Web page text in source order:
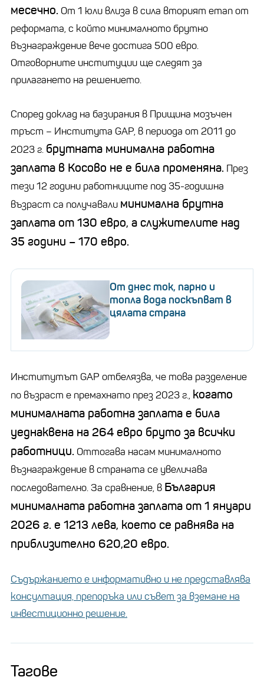
месечно. От 1 юли влиза в сила вторият етап от
реформата, с който минималното брутно
възнаграждение вече достига 500 евро.
Отговорните институции ще следят за
прилагането на решението.
Според доклад на базирания в Прищина мозъчен
тръст – Института GAP, в периода от 2011 до
2023 г. брутната минимална работна
заплата в Косово не е била променяна. През
тези 12 години работниците под 35-годишна
възраст са получавали минимална брутна
заплата от 130 евро, а служителите над
35 години – 170 евро.
От днес ток, парно и
топла вода поскъпват в
цялата страна
Институтът GAP отбелязва, че това разделение
по възраст е премахнато през 2023 г., когато
минималната работна заплата е била
уеднаквена на 264 евро бруто за всички
работници. Оттогава насам минималното
възнаграждение в страната се увеличава
последователно. За сравнение, в България
минималната работна заплата от 1 януари
2026 г. е 1213 лева, което се равнява на
приблизително 620,20 евро.
Съдържанието е информативно и не представлява
консултация, препоръка или съвет за вземане на
инвестиционно решение.
Тагове